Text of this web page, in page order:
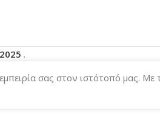
.
σας στον ιστότοπό μας.